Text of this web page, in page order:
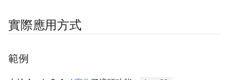
實際應用方式
範例